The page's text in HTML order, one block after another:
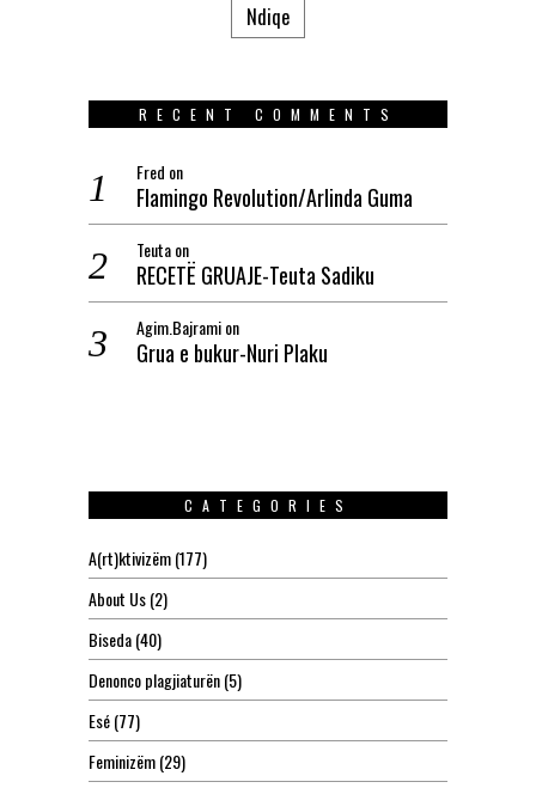
Ndiqe
RECENT COMMENTS
Fred on
Flamingo Revolution/Arlinda Guma
Teutaon
RECETË GRUAJE-Teuta Sadiku
Agim.Bajramion
Grua e bukur-Nuri Plaku
CATEGORIES
A(rt)ktivizëm(177)
About Us(2)
Biseda(40)
Denonco plagjiaturën(5)
Esé(77)
Feminizëm(29)